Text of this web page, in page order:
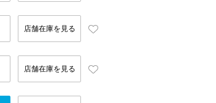
店舗在庫を見る
店舗在庫を見る